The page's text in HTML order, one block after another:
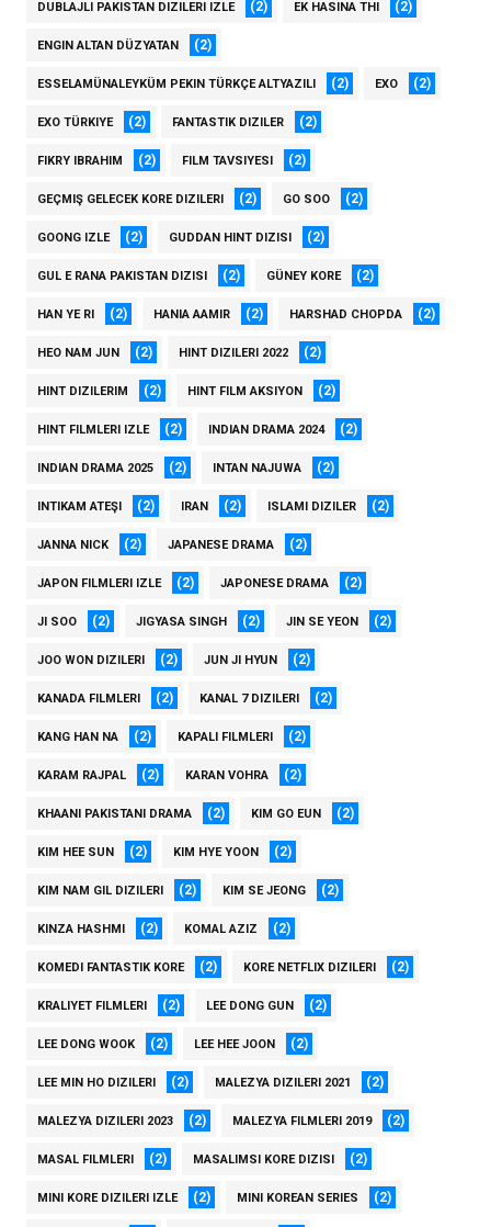
DUBLAJLI PAKISTAN DIZILERI IZLE (2) EK HASINA THI (2)
ENGIN ALTAN DÜZYATAN (2)
ESSELAMÜNALEYKÜM PEKIN TÜRKÇE ALTYAZILI (2) EXO (2)
EXO TÜRKIYE (2) FANTASTIK DIZILER (2)
FIKRY IBRAHIM (2) FILM TAVSIYESI (2)
GEÇMIŞ GELECEK KORE DIZILERI (2) GO SOO (2)
GOONG IZLE (2) GUDDAN HINT DIZISI (2)
GUL E RANA PAKISTAN DIZISI (2) GÜNEY KORE (2)
HAN YE RI (2) HANIA AAMIR (2) HARSHAD CHOPDA (2)
HEO NAM JUN (2) HINT DIZILERI 2022 (2)
HINT DIZILERIM (2) HINT FILM AKSIYON (2)
HINT FILMLERI IZLE (2) INDIAN DRAMA 2024 (2)
INDIAN DRAMA 2025 (2) INTAN NAJUWA (2)
INTIKAM ATEŞI (2) IRAN (2) ISLAMI DIZILER (2)
JANNA NICK (2) JAPANESE DRAMA (2)
JAPON FILMLERI IZLE (2) JAPONESE DRAMA (2)
JI SOO (2) JIGYASA SINGH (2) JIN SE YEON (2)
JOO WON DIZILERI (2) JUN JI HYUN (2)
KANADA FILMLERI (2) KANAL 7 DIZILERI (2)
KANG HAN NA (2) KAPALI FILMLERI (2)
KARAM RAJPAL (2) KARAN VOHRA (2)
KHAANI PAKISTANI DRAMA (2) KIM GO EUN (2)
KIM HEE SUN (2) KIM HYE YOON (2)
KIM NAM GIL DIZILERI (2) KIM SE JEONG (2)
KINZA HASHMI (2) KOMAL AZIZ (2)
KOMEDI FANTASTIK KORE (2) KORE NETFLIX DIZILERI (2)
KRALIYET FILMLERI (2) LEE DONG GUN (2)
LEE DONG WOOK (2) LEE HEE JOON (2)
LEE MIN HO DIZILERI (2) MALEZYA DIZILERI 2021 (2)
MALEZYA DIZILERI 2023 (2) MALEZYA FILMLERI 2019 (2)
MASAL FILMLERI (2) MASALIMSI KORE DIZISI (2)
MINI KORE DIZILERI IZLE (2) MINI KOREAN SERIES (2)